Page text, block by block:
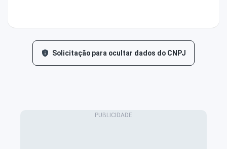
Solicitação para ocultar dados do CNPJ